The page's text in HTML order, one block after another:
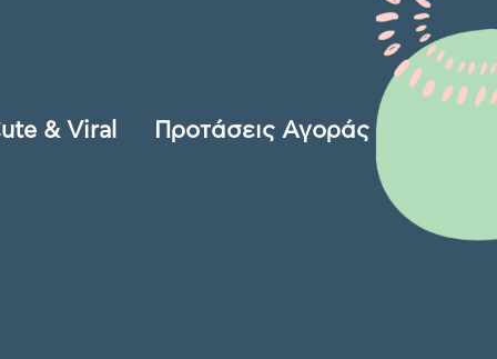
& Viral Προτάσεις Αγοράς